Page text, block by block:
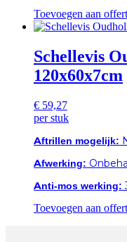
Toevoegen aan
Schellevis
120x60x7cm
€ 59,27
per stuk
Aftrillen mogelijk:
Afwerking:
Anti-mos werking:
Toevoegen aan